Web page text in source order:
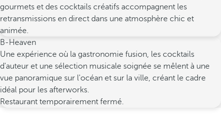
gourmets et des cocktails créatifs accompagnent les
retransmissions en direct dans une atmosphère chic et
animée.
B-Heaven
Une expérience où la gastronomie fusion, les cocktails
d'auteur et une sélection musicale soignée se mêlent à une
vue panoramique sur l'océan et sur la ville, créant le cadre
idéal pour les afterworks.
Restaurant temporairement fermé.